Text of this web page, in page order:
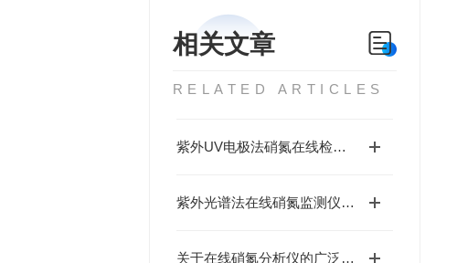
相关文章
RELATED ARTICLES
紫外UV电极法硝氮在线检测仪的应用领域介绍
紫外光谱法在线硝氮监测仪的主要应用场景介绍
关于在线硝氮分析仪的广泛应用